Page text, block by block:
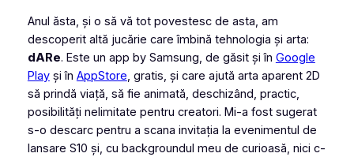
Anul ăsta, și o să vă tot povestesc de asta, am
descoperit altă jucărie care îmbină tehnologia și arta:
dARe. Este un app by Samsung, de găsit și în Google
Playși în AppStore, gratis, și care ajută arta aparent 2D
să prindă viață, să fie animată, deschizând, practic,
posibilități nelimitate pentru creatori. Mi-a fost sugerat
s-o descarc pentru a scana invitația la evenimentul de
lansare S10 și, cu backgroundul meu de curioasă, nici c-